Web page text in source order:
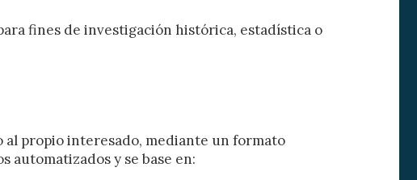
fines de investigación histórica, estadística o
al propio interesado, mediante un formato
y se base en: